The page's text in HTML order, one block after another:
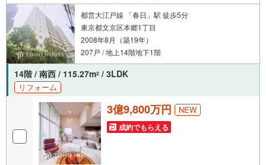
都営大江戸線 「春日」駅 徒歩5分
東京都文京区本郷1丁目
2008年8月（築19年）
207戸 / 地上14階地下1階
14階 / 南西 / 115.27m2 / 3LDK
リフォーム
3億9,800万円 NEW
成約でもらえる